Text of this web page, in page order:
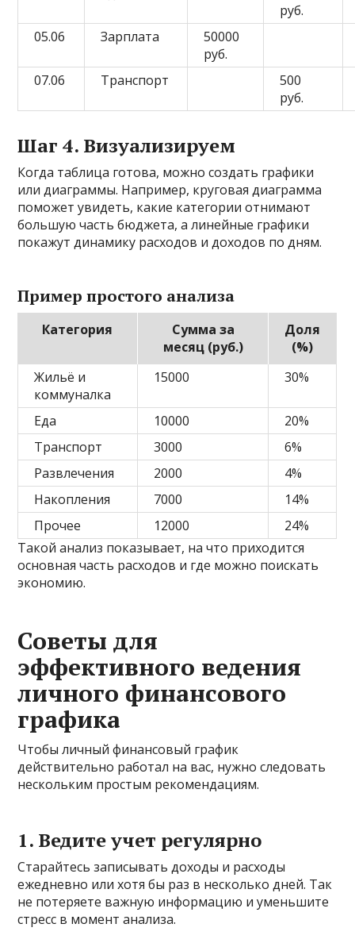
руб.
05.06
Зарплата
50000
руб.
07.06
Транспорт
500
руб.
Шаг 4. Визуализируем
Когда таблица готова, можно создать графики
или диаграммы. Например, круговая диаграмма
поможет увидеть, какие категории отнимают
большую часть бюджета, а линейные графики
покажут динамику расходов и доходов по дням.
Пример простого анализа
Категория
Сумма за
месяц (руб.)
Доля
(%)
Жильё и
коммуналка
15000 30%
Еда 10000
20%
Транспорт
3000
6%
Развлечения
2000
4%
Накопления
7000
14%
Прочее
12000
24%
Такой анализ показывает, на что приходится
основная часть расходов и где можно поискать
экономию.
Советы для
эффективного ведения
личного финансового
графика
Чтобы личный финансовый график
действительно работал на вас, нужно следовать
нескольким простым рекомендациям.
1. Ведите учет регулярно
Старайтесь записывать доходы и расходы
ежедневно или хотя бы раз в несколько дней. Так
не потеряете важную информацию и уменьшите
стресс в момент анализа.